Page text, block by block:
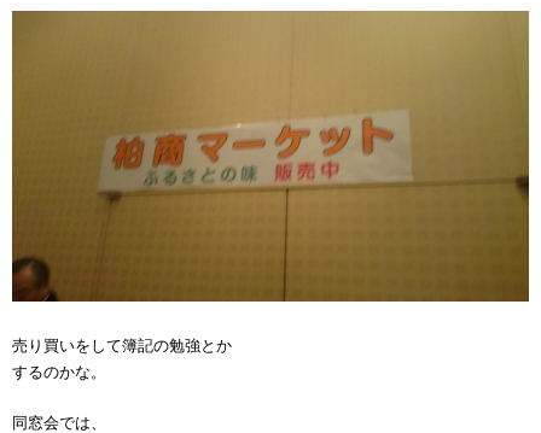
売り買いをして簿記の勉強とか
するのかな。
同窓会では、